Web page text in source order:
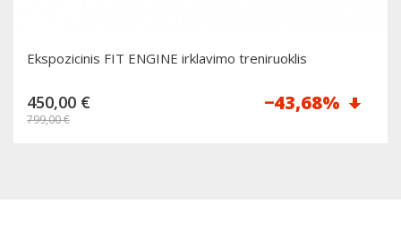
Ekspozicinis FIT ENGINE irklavimo treniruoklis
450,00 €
799,00 €
−43,68%
Kaina